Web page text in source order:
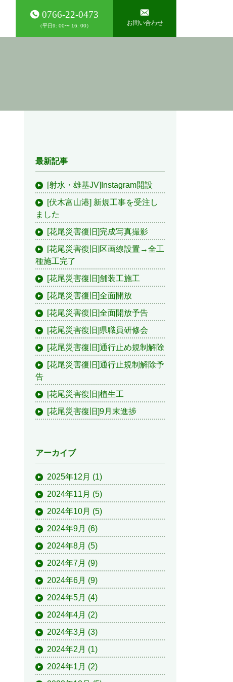
0766-22-0473
（平日9: 00〜 16: 00） お問い合わせ
最新記事
[射水・雄基JV]Instagram開設
[伏木富山港] 新規工事を受注し
ました
[花尾災害復旧]完成写真撮影
[花尾災害復旧]区画線設置→全工
種施工完了
[花尾災害復旧]舗装工施工
[花尾災害復旧]全面開放
[花尾災害復旧]全面開放予告
[花尾災害復旧]県職員研修会
[花尾災害復旧]通行止め規制解除
[花尾災害復旧]通行止規制解除予
告
[花尾災害復旧]植生工
[花尾災害復旧]9月末進捗
アーカイブ
2025年12月 (1)
2024年11月 (5)
2024年10月 (5)
2024年9月 (6)
2024年8月 (5)
2024年7月 (9)
2024年6月 (9)
2024年5月 (4)
2024年4月 (2)
2024年3月 (3)
2024年2月 (1)
2024年1月 (2)